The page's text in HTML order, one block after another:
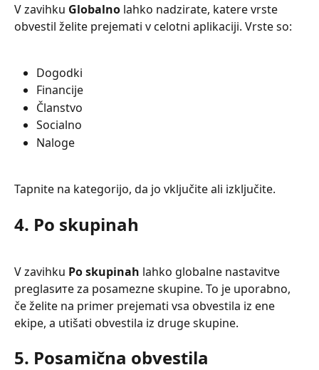
V zavihku Globalno lahko nadzirate, katere vrste
obvestil želite prejemati v celotni aplikaciji. Vrste so:
Dogodki
Financije
Članstvo
Socialno
Naloge
Tapnite na kategorijo, da jo vključite ali izključite.
4. Po skupinah
V zavihku Po skupinah lahko globalne nastavitve
preglasите za posamezne skupine. To je uporabno,
če želite na primer prejemati vsa obvestila iz ene
ekipe, a utišati obvestila iz druge skupine.
5. Posamična obvestila